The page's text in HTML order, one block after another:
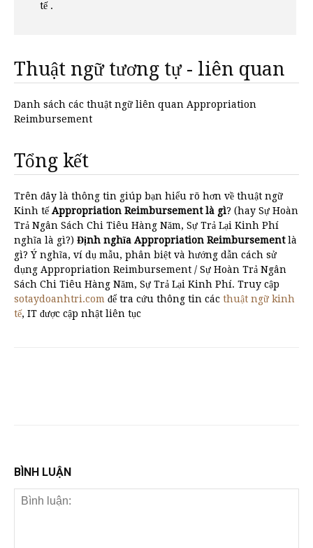
tế .
Thuật ngữ tương tự - liên quan
Danh sách các thuật ngữ liên quan Appropriation
Reimbursement
Tổng kết
Trên đây là thông tin giúp bạn hiểu rõ hơn về thuật ngữ
Kinh tếAppropriation Reimbursement là gì? (hay Sự Hoàn
Trả Ngân Sách Chi Tiêu Hàng Năm, Sự Trả Lại Kinh Phí
nghĩa là gì?) Định nghĩa Appropriation Reimbursementlà
gì? Ý nghĩa, ví dụ mẫu, phân biệt và hướng dẫn cách sử
dụng Appropriation Reimbursement / Sự Hoàn Trả Ngân
Sách Chi Tiêu Hàng Năm, Sự Trả Lại Kinh Phí. Truy cập
sotaydoanhtri.com để tra cứu thông tin các thuật ngữ kinh
tế, IT được cập nhật liên tục
BÌNH LUẬN